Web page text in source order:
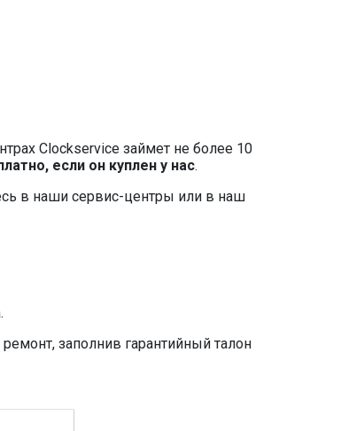
Clockservice займет не более 10
если он куплен у нас.
в наши сервис-центры или в наш
заполнив гарантийный талон